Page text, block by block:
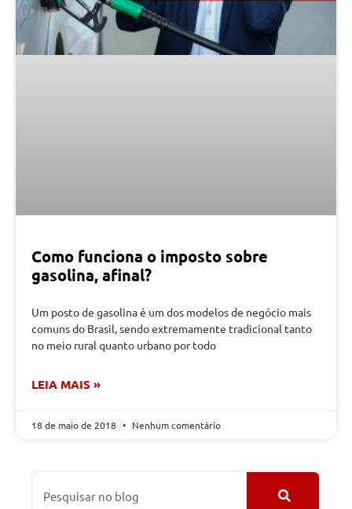
Como funciona o imposto sobre
gasolina, afinal?
Um posto de gasolina é um dos modelos de negócio mais
comuns do Brasil, sendo extremamente tradicional tanto
no meio rural quanto urbano por todo
LEIA MAIS »
18 de maio de 2018 Nenhum comentário